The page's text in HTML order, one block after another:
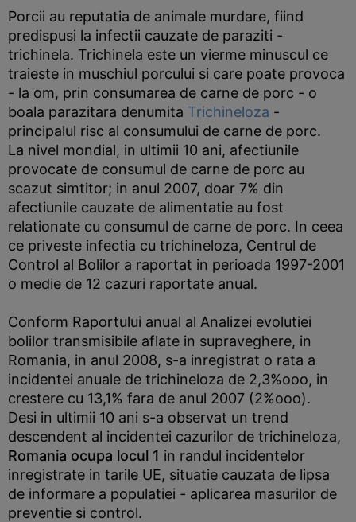
Porcii au reputatia de animale murdare, fiind
predispusi la infectii cauzate de paraziti -
trichinela. Trichinela este un vierme minuscul ce
traieste in muschiul porcului si care poate provoca
- la om, prin consumarea de carne de porc - o
boala parazitara denumita Trichineloza -
principalul risc al consumului de carne de porc.
La nivel mondial, in ultimii 10 ani, afectiunile
provocate de consumul de carne de porc au
scazut simtitor; in anul 2007, doar 7% din
afectiunile cauzate de alimentatie au fost
relationate cu consumul de carne de porc. In ceea
ce priveste infectia cu trichineloza, Centrul de
Control al Bolilor a raportat in perioada 1997-2001
o medie de 12 cazuri raportate anual.
Conform Raportului anual al Analizei evolutiei
bolilor transmisibile aflate in supraveghere, in
Romania, in anul 2008, s-a inregistrat o rata a
incidentei anuale de trichineloza de 2,3%ooo, in
crestere cu 13,1% fara de anul 2007 (2%ooo).
Desi in ultimii 10 ani s-a observat un trend
descendent al incidentei cazurilor de trichineloza,
Romania ocupa locul 1 in randul incidentelor
inregistrate in tarile UE, situatie cauzata de lipsa
de informare a populatiei - aplicarea masurilor de
preventie si control.